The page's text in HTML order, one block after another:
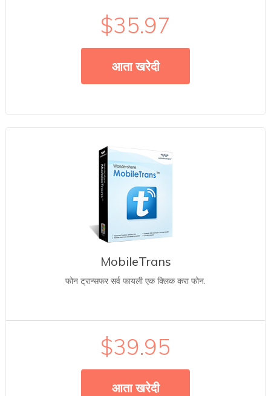
$35.97
आता खरेदी
MobileTrans
फोन ट्रान्सफर सर्व फायली एक क्लिक करा फोन.
$39.95
आता खरेदी